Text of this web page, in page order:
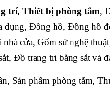
trí, Thiết bị phòng tắm,
dụng, Đồng hồ, Đồng hồ
cửa, Gốm sứ nghệ
Đồ trang trí bằng sắt và
Sản phẩm phòng tắm,